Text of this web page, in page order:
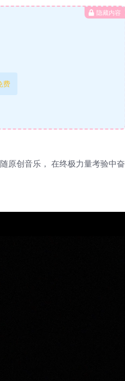
隐藏内容
费
原创音乐， 在终极力量考验中奋